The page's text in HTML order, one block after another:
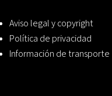
Aviso legal y copyright
Política de privacidad
Información de transporte